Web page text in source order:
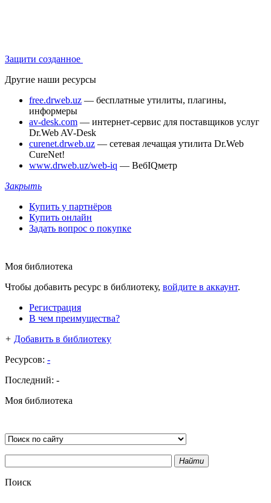
Защити созданное
Другие наши ресурсы
free.drweb.uz — бесплатные утилиты, плагины,
информеры
av-desk.com — интернет-сервис для поставщиков услуг
Dr.Web AV-Desk
curenet.drweb.uz — сетевая лечащая утилита Dr.Web
CureNet!
www.drweb.uz/web-iq — ВебIQметр
Закрыть
Купить у партнёров
Купить онлайн
Задать вопрос о покупке
Моя библиотека
Чтобы добавить ресурс в библиотеку, войдите в аккаунт.
Регистрация
В чем преимущества?
+ Добавить в библиотеку
Ресурсов: -
Последний: -
Моя библиотека
Найти
Поиск